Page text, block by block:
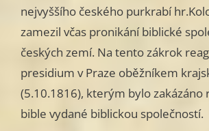
nejvyššího českého purkrabí
zamezil včas pronikání biblické
českých zemí. Na tento zákrok
presidium v Praze oběžníkem
(5.10.1816), kterým bylo zakázáno
bible vydané biblickou společností.